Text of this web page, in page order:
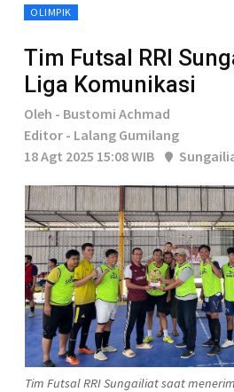
OLIMPIK
Tim Futsal RRI
Liga Komunikasi
Oleh - Bustomi Achmad
Editor - Lalang Gumilang
18 Agt 2025 15:08 WIB
Tim Futsal RRI Sungailiat saat